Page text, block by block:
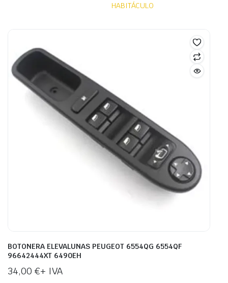
HABITÁCULO
BOTONERA ELEVALUNAS PEUGEOT 6554QG 6554QF
96642444XT 6490EH
34,00 €+ IVA